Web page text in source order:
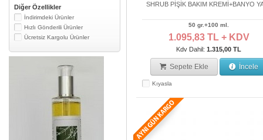
NURTURE MY BODY
SANTE
SAPİENTİE
SAZLICA
SHRUB
Diğer Özellikler
İndirimdeki Ürünler
Hızlı Gönderili Ürünler
Ücretsiz Kargolu Ürünler
SHRUB PİŞİK BAKIM KREMİ+BANYO
50 gr.+100 ml.
1.095,83 TL + KDV
Kdv Dahil:1.315,00 TL
Sepete Ekle İncele
Kıyasla